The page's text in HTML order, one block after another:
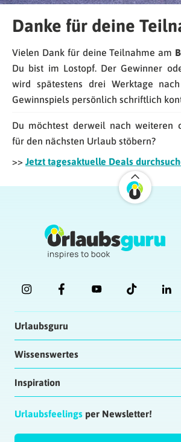
Danke für deine
Vielen Dank für deine Teilnahme am
Du bist im Lostopf. Der Gewinner
wird spätestens drei Werktage
Gewinnspiels persönlich schriftlich
Du möchtest derweil nach weiteren
für den nächsten Urlaub stöbern?
>> Jetzt tagesaktuelle Deals
Urlaubsguru
Wissenswertes
Inspiration
Urlaubsfeelings per Newsletter!